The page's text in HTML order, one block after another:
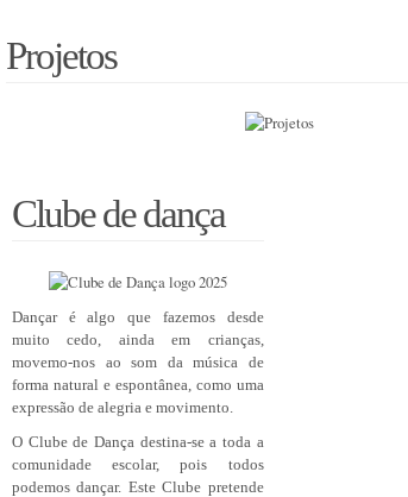
Projetos
Clube de dança
Dançar é algo que fazemos desde
muito cedo, ainda em crianças,
movemo-nos ao som da música de
forma natural e espontânea, como uma
expressão de alegria e movimento.
O Clube de Dança destina-se a toda a
comunidade escolar, pois todos
podemos dançar. Este Clube pretende